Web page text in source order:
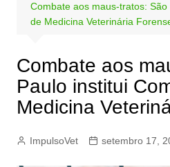
Combate aos maus-tratos:
de Medicina Veterinária
Combate aos
Paulo institui
Medicina
ImpulsoVet setembro 17,